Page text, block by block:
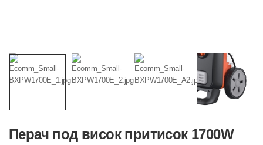
Перач под висок притисок 1700W